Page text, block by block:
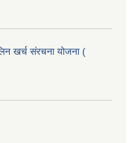
खर्च संरचना योजना (